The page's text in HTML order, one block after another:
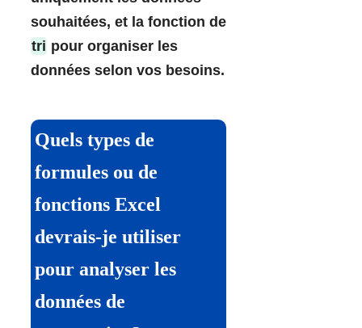
souhaitées, et la fonction de
tri pour organiser les
données selon vos besoins.
Quels types de
formules ou de
fonctions Excel
devrais-je utiliser
pour analyser les
données de